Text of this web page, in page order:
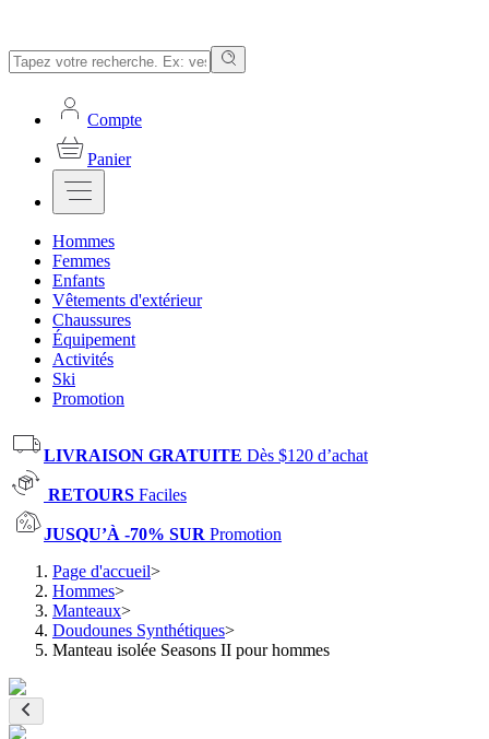
Compte
Panier
Hommes
Femmes
Enfants
Vêtements d'extérieur
Chaussures
Équipement
Activités
Ski
Promotion
LIVRAISON GRATUITE Dès $120 d’achat
RETOURS Faciles
JUSQU’À -70% SUR Promotion
Page d'accueil>
Hommes>
Manteaux>
Doudounes Synthétiques>
Manteau isolée Seasons II pour hommes